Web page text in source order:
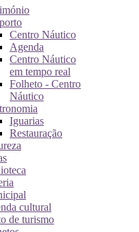
Centro Náutico
Agenda
Centro Náutico
em tempo real
Folheto - Centro
Náutico
Iguarias
Restauração
cultural
de turismo